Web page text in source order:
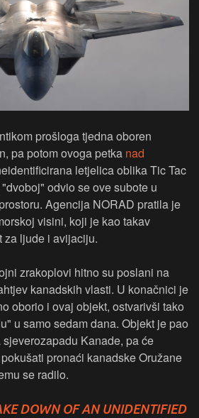
prošloga tjedna oboren
pa potom ovoga petka nad
letjelica oblika Tic Tac
odvio se ove subote u
Agencija NORAD pratila je
visini, koji je kao takav
za ljude i avijaciju.
zrakoplovi hitno su poslani na
kanadskih vlasti. U konačnici je
oborio i ovaj objekt, ostvarivši tako
u samo sedam dana. Objekt je pao
Kanade, pa će
pronaći kanadske Oružane
se radilo.
DOWN OF AN UNIDENTIFIED